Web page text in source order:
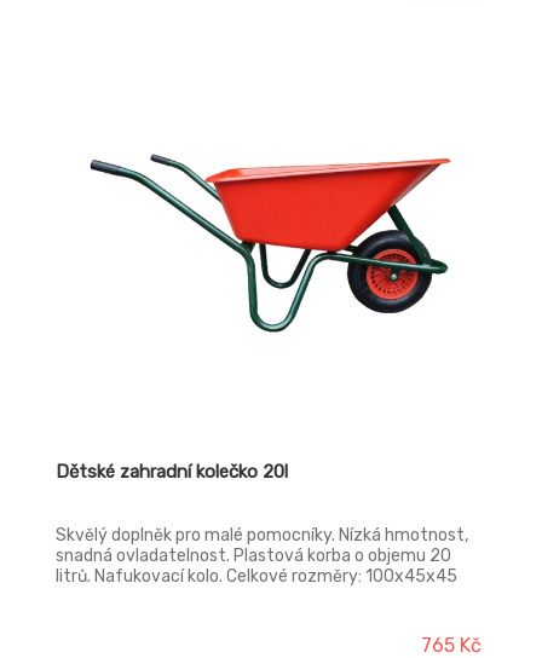
Dětské zahradní kolečko 20l
Skvělý doplněk pro malé pomocníky. Nízká hmotnost,
snadná ovladatelnost. Plastová korba o objemu 20
litrů. Nafukovací kolo. Celkové rozměry: 100x45x45
765 Kč